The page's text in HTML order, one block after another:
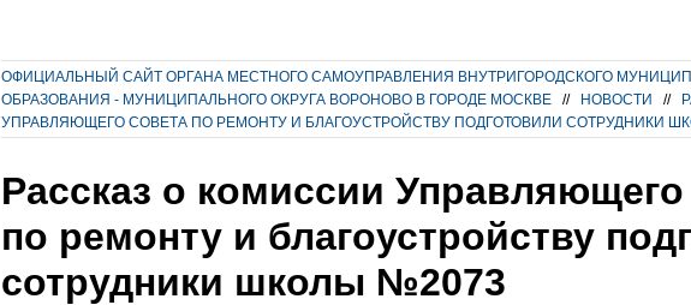
ОФИЦИАЛЬНЫЙ САЙТ ОРГАНА МЕСТНОГО САМОУПРАВЛЕНИЯ ВНУТРИГОРОДСКОГО
ОБРАЗОВАНИЯ - МУНИЦИПАЛЬНОГО ОКРУГА ВОРОНОВО В ГОРОДЕ МОСКВЕ
// НОВОСТИ //
УПРАВЛЯЮЩЕГО СОВЕТА ПО РЕМОНТУ И БЛАГОУСТРОЙСТВУ ПОДГОТОВИЛИ СОТРУДНИКИ
Рассказ о комиссии Управляющего
по ремонту и благоустройству
сотрудники школы №2073